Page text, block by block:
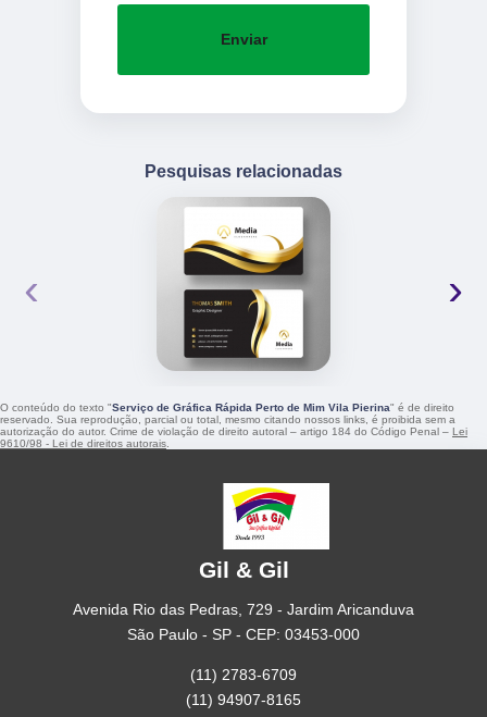
Enviar
Pesquisas relacionadas
‹ ›
O conteúdo do texto "Serviço de Gráfica Rápida Perto de Mim Vila Pierina" é de direito
reservado. Sua reprodução, parcial ou total, mesmo citando nossos links, é proibida sem a
autorização do autor. Crime de violação de direito autoral – artigo 184 do Código Penal – Lei
9610/98 - Lei de direitos autorais.
Gil & Gil
Avenida Rio das Pedras, 729 - Jardim Aricanduva
São Paulo - SP - CEP: 03453-000
(11) 2783-6709
(11) 94907-8165